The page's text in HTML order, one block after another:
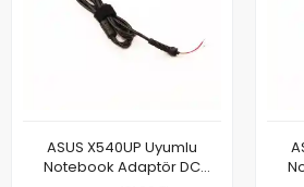
ASUS X540UP Uyumlu
Notebook Adaptör DC